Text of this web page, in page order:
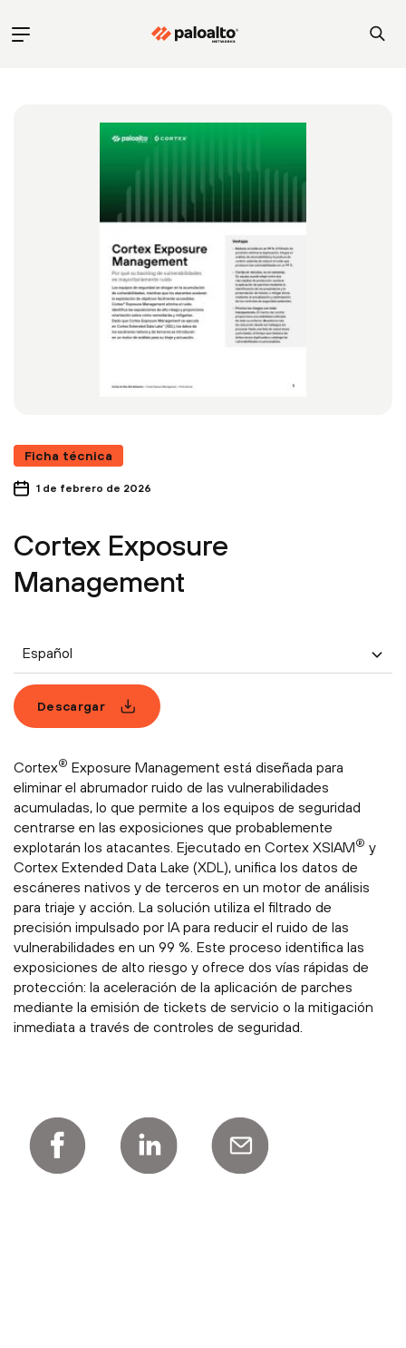
Ficha técnica
1 de febrero de 2026
Cortex Exposure
Management
Español
Descargar
Cortex® Exposure Management está diseñada para
eliminar el abrumador ruido de las vulnerabilidades
acumuladas, lo que permite a los equipos de seguridad
centrarse en las exposiciones que probablemente
explotarán los atacantes. Ejecutado en Cortex XSIAM® y
Cortex Extended Data Lake (XDL), unifica los datos de
escáneres nativos y de terceros en un motor de análisis
para triaje y acción. La solución utiliza el filtrado de
precisión impulsado por IA para reducir el ruido de las
vulnerabilidades en un 99 %. Este proceso identifica las
exposiciones de alto riesgo y ofrece dos vías rápidas de
protección: la aceleración de la aplicación de parches
mediante la emisión de tickets de servicio o la mitigación
inmediata a través de controles de seguridad.